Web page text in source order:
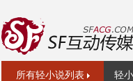
所有轻小说列表 轻